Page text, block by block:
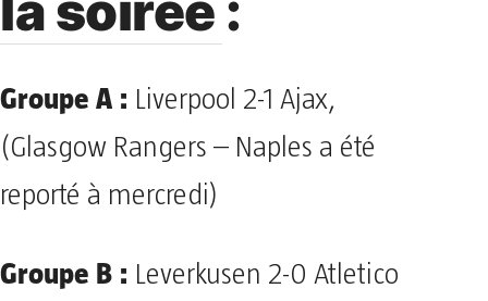
Groupe A : Liverpool 2-1 Ajax,
(Glasgow Rangers – Naples a été
reporté à mercredi)
Groupe B : Leverkusen 2-0 Atletico